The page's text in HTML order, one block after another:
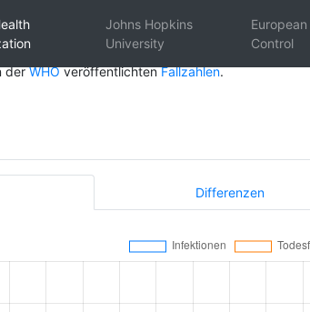
Johns Hopkins
University
Control
derWHOveröffentlichtenFallzahlen.
Differenzen